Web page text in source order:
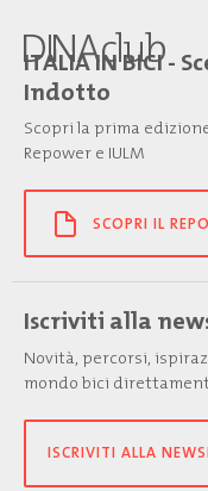
ITALIA IN BICI -
Indotto
Scopri la prima
Repower e IULM
SCOPRI IL
Iscriviti alla
Novità, percorsi,
mondo bici
ISCRIVITI ALLA